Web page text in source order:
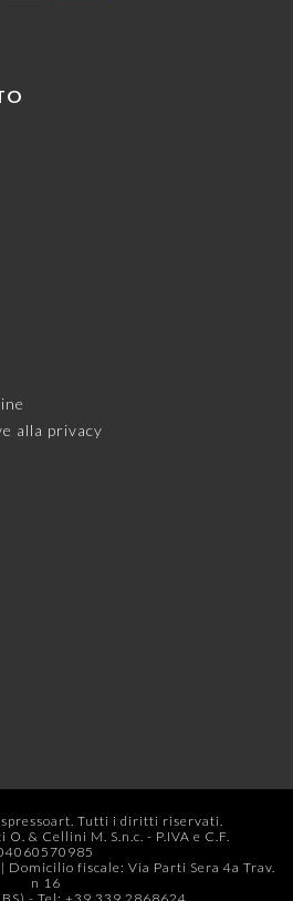
alla privacy
Tutti i diritti riservati.
& Cellini M. S.n.c. - P.IVA e C.F.
Domicilio fiscale: Via Parti Sera 4a Trav.
n 16